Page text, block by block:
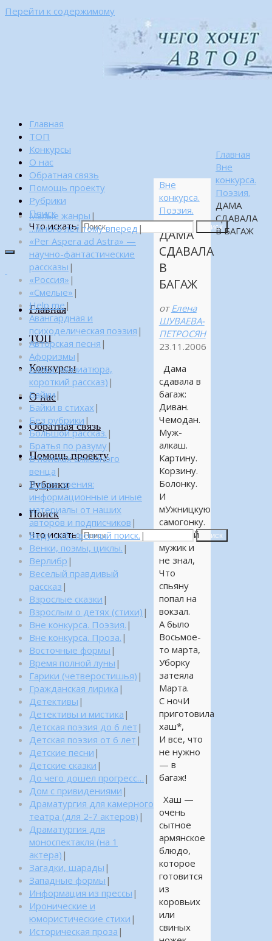
Перейти к содержимому
Главная
ТОП
Конкурсы
О нас
Обратная связь
Помощь проекту
Рубрики
Поиск
Что искать:
Поиск
Главная
ТОП
Конкурсы
О нас
Обратная связь
Помощь проекту
Рубрики
Поиск
Что искать: Поиск
Главная
Вне
конкурса.
Поэзия.
ДАМА
СДАВАЛА
В БАГАЖ
Вне
конкурса.
Поэзия.
ДАМА
СДАВАЛА
В
БАГАЖ
от Елена
ШУВАЕВА-
ПЕТРОСЯН
23.11.2006
Дама
сдавала в
багаж:
Диван.
Чемодан.
Муж-
алкаш.
Картину.
Корзину.
Болонку.
И
мУжницкую
самогонку.
Наивный
мужик и
не знал,
Что
спьяну
попал на
вокзал.
А было
Восьмое-
то марта,
Уборку
затеяла
Марта.
С ночИ
приготовила
хаш*,
И все, что
не нужно
— в
багаж!
Хаш —
очень
сытное
армянское
блюдо,
которое
готовится
из
коровьих
или
свиных
Малые жанры |
…много лет тому вперед |
«Per Aspera ad Astra» —
научно-фантастические
рассказы |
«Россия» |
«Смелые» |
Help me|
Авангардная и
психоделическая поэзия |
Авторская песня |
Афоризмы |
Байка (миниатюра,
короткий рассказ) |
Байки|
Байки в стихах |
Без рубрики |
Большой рассказ. |
Братья по разуму|
В поисках алмазного
венца |
В поле зрения:
информационные и иные
материалы от наших
авторов и подписчиков |
Веду собственный поиск. |
Венки, поэмы, циклы. |
Верлибр |
Веселый правдивый
рассказ |
Взрослые сказки |
Взрослым о детях (стихи) |
Вне конкурса. Поэзия. |
Вне конкурса. Проза. |
Восточные формы |
Время полной луны |
Гарики (четверостишья) |
Гражданская лирика |
Детективы |
Детективы и мистика |
Детская поэзия до 6 лет |
Детская поэзия от 6 лет |
Детские песни |
Детские сказки |
До чего дошел прогресс… |
Дом с привидениями |
Драматургия для камерного
театра (для 2-7 актеров) |
Драматургия для
моноспектакля (на 1
актера) |
Загадки, шарады |
Западные формы |
Информация из прессы |
Иронические и
юмористические стихи |
Историческая проза |